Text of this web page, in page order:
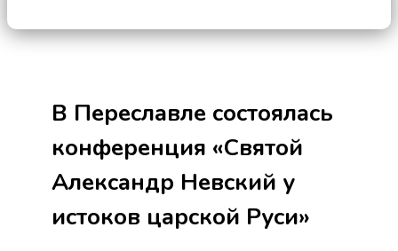
В Переславле состоялась
конференция «Святой
Александр Невский у
истоков царской Руси»